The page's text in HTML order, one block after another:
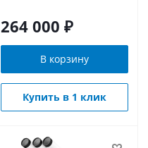
264 000 ₽
В корзину
Купить в 1 клик